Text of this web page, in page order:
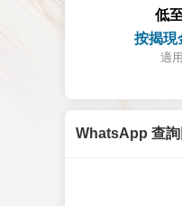
低
按揭現
適
WhatsApp 查詢